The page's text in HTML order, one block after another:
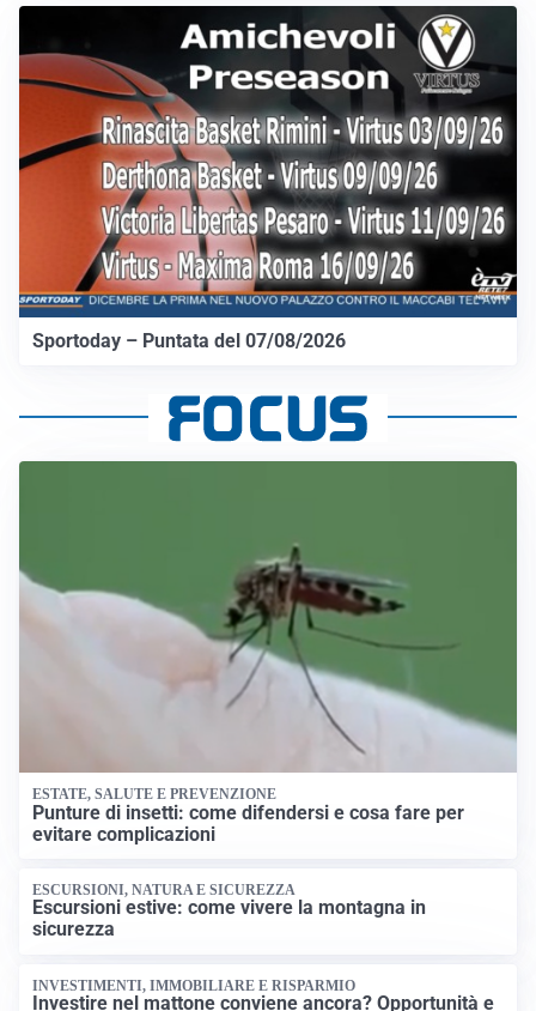
Sportoday – Puntata del 07/08/2026
ESTATE, SALUTE E PREVENZIONE
Punture di insetti: come difendersi e cosa fare per
evitare complicazioni
ESCURSIONI, NATURA E SICUREZZA
Escursioni estive: come vivere la montagna in
sicurezza
INVESTIMENTI, IMMOBILIARE E RISPARMIO
Investire nel mattone conviene ancora? Opportunità e